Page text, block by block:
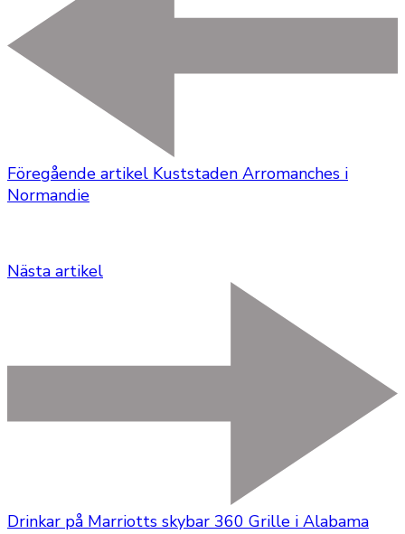
Föregående artikel Kuststaden Arromanches i
Normandie
Nästa artikel
Drinkar på Marriotts skybar 360 Grille i Alabama